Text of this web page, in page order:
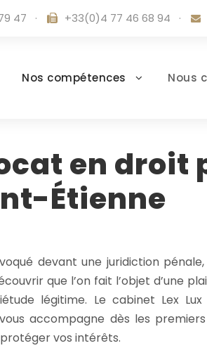
47 · +33(0)4 77 46 68 94 ·
Nos compétences Nous
en droit
Étienne
devant une juridiction
que l’on fait l’objet d’une
légitime. Le cabinet Lex
accompagne dès les
vos intérêts.